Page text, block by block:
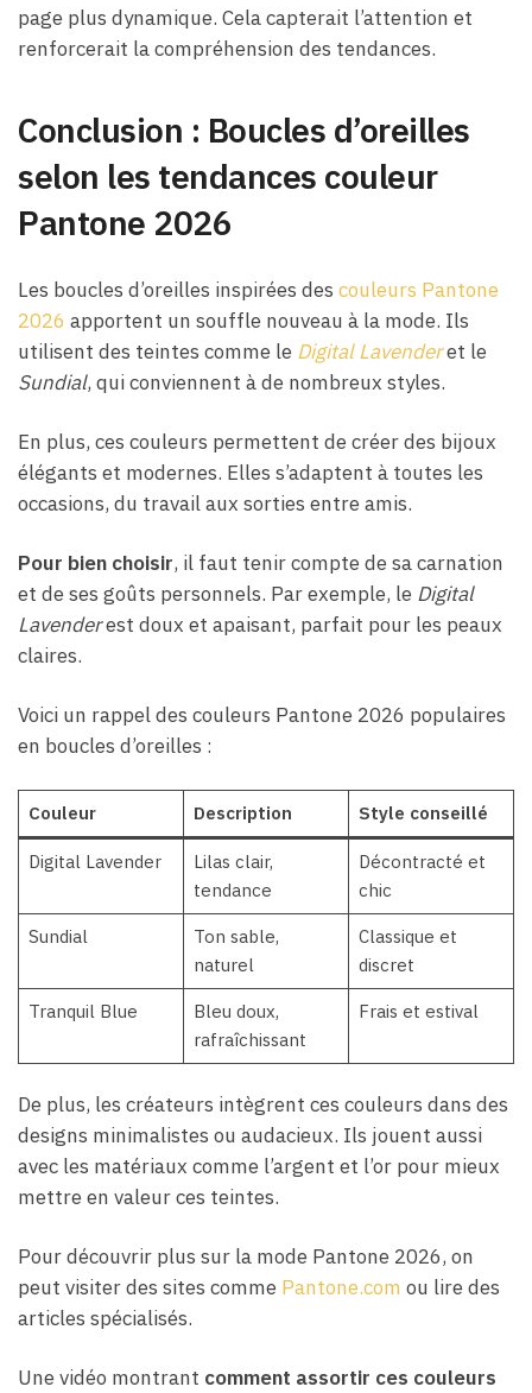
page plus dynamique. Cela capterait l’attention et
renforcerait la compréhension des tendances.
Conclusion : Boucles d’oreilles
selon les tendances couleur
Pantone 2026
Les boucles d’oreilles inspirées des couleurs Pantone
2026 apportent un souffle nouveau à la mode. Ils
utilisent des teintes comme le Digital Lavenderet le
Sundial, qui conviennent à de nombreux styles.
En plus, ces couleurs permettent de créer des bijoux
élégants et modernes. Elles s’adaptent à toutes les
occasions, du travail aux sorties entre amis.
Pour bien choisir, il faut tenir compte de sa carnation
et de ses goûts personnels. Par exemple, le Digital
Lavenderest doux et apaisant, parfait pour les peaux
claires.
Voici un rappel des couleurs Pantone 2026 populaires
en boucles d’oreilles :
Couleur Description Style conseillé
Digital Lavender
Lilas clair,
tendance
Décontracté et
chic
Sundial
Ton sable,
naturel
Classique et
discret
Tranquil Blue
Bleu doux,
rafraîchissant
Frais et estival
De plus, les créateurs intègrent ces couleurs dans des
designs minimalistes ou audacieux. Ils jouent aussi
avec les matériaux comme l’argent et l’or pour mieux
mettre en valeur ces teintes.
Pour découvrir plus sur la mode Pantone 2026, on
peut visiter des sites comme Pantone.com ou lire des
articles spécialisés.
Une vidéo montrant comment assortir ces couleurs